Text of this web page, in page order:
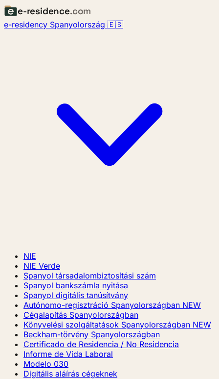
e-residence.com
e-residency Spanyolország 🇪🇸
NIE
NIE Verde
Spanyol társadalombiztosítási szám
Spanyol bankszámla nyitása
Spanyol digitális tanúsítvány
Autónomo-regisztráció Spanyolországban NEW
Cégalapítás Spanyolországban
Könyvelési szolgáltatások Spanyolországban NEW
Beckham-törvény Spanyolországban
Certificado de Residencia / No Residencia
Informe de Vida Laboral
Modelo 030
Digitális aláírás cégeknek